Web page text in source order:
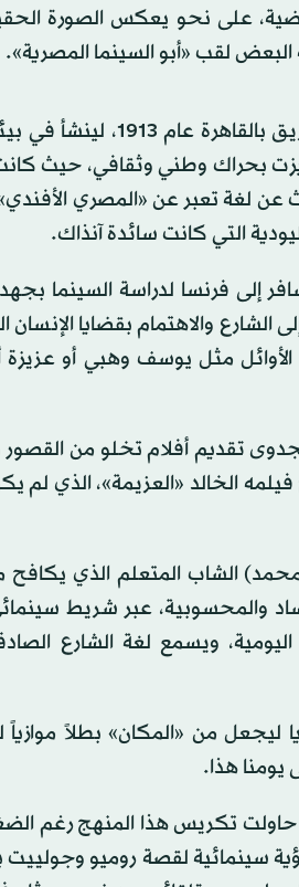
على نحو يعكس الصورة
لقب «أبو السينما المصرية».
ويشير المؤلف إلى أن كمال سليم وُلد
بحراك وطني وثقافي، حيث
عن لغة تعبر عن «المصري
التي كانت سائدة آنذاك.
إلى فرنسا لدراسة السينما
الشارع والاهتمام بقضايا
الأوائل مثل يوسف وهبي أو
تقديم أفلام تخلو من القصور
العربية جاءت عام 1939 حين أخرج فيلمه الخالد
الشاب المتعلم الذي
والمحسوبية، عبر شريط
ويسمع لغة الشارع
ليجعل من «المكان» بطلاً
يومنا هذا.
تكريس هذا المنهج رغم
الغرام» عام 1944 الذي قدم فيه رؤية سينمائية